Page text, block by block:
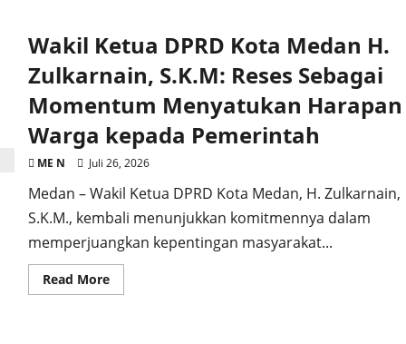
UNUSIA
Tandatangani
Nota
Kesepahaman
Pendidikan
Khusus
Profesi
Advokat
Wakil Ketua DPRD Kota Medan H.
Zulkarnain, S.K.M: Reses Sebagai
Momentum Menyatukan Harapan
Warga kepada Pemerintah
ME N Juli 26, 2026
Medan – Wakil Ketua DPRD Kota Medan, H. Zulkarnain,
S.K.M., kembali menunjukkan komitmennya dalam
memperjuangkan kepentingan masyarakat...
Read MoreRead
more